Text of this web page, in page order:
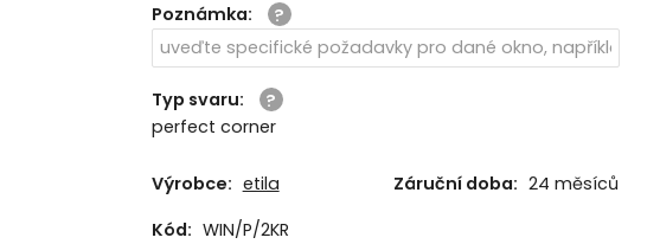
Poznámka:
Typ svaru:
perfect corner
Výrobce: etila Záruční doba: 24 měsíců
Kód: WIN/P/2KR